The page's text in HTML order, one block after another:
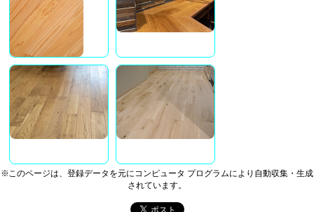
※このページは、登録データを元にコンピュータ プログラムにより自動収集・生成
されています。